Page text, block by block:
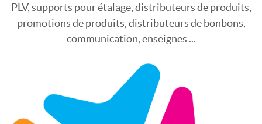
PLV, supports pour étalage, distributeurs de produits,
promotions de produits, distributeurs de bonbons,
communication, enseignes ...